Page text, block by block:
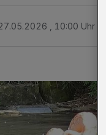
, 10:00 Uhr